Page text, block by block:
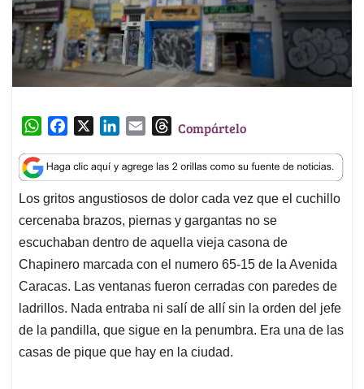
W
a
t
s
A
p
p
c
e
b
o
o
k
n
k
e
d
I
n
a
i
l
T
r
e
a
d
s
Compártelo
Los gritos angustiosos de dolor cada vez que el cuchillo
cercenaba brazos, piernas y gargantas no se
escuchaban dentro de aquella vieja casona de
Chapinero marcada con el numero 65-15 de la Avenida
Caracas. Las ventanas fueron cerradas con paredes de
ladrillos. Nada entraba ni salí de allí sin la orden del jefe
de la pandilla, que sigue en la penumbra. Era una de las
casas de pique que hay en la ciudad.